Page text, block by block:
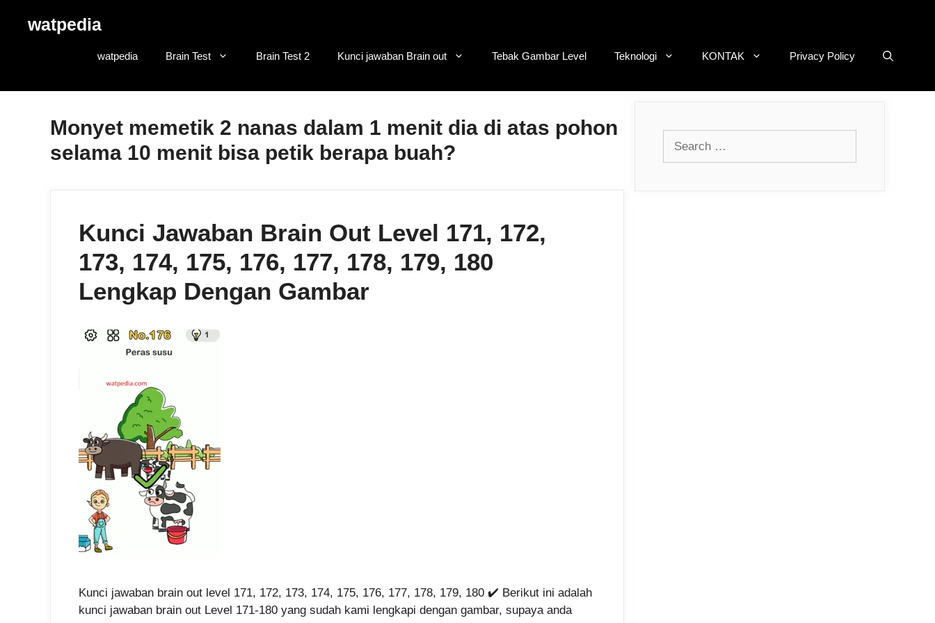
watpedia
watpedia Brain Test Brain Test 2 Kunci jawaban Brain out Tebak Gambar Level Teknologi KONTAK Privacy Policy
Monyet memetik 2 nanas dalam 1 menit dia di atas pohon
selama 10 menit bisa petik berapa buah?
Kunci Jawaban Brain Out Level 171, 172,
173, 174, 175, 176, 177, 178, 179, 180
Lengkap Dengan Gambar
Kunci jawaban brain out level 171, 172, 173, 174, 175, 176, 177, 178, 179, 180 ✔️ Berikut ini adalah
kunci jawaban brain out Level 171-180 yang sudah kami lengkapi dengan gambar, supaya anda